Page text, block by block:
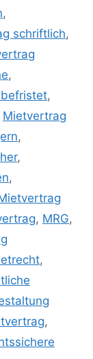
,
schriftlich,
,
,
Mietvertrag
,
,
,
, MRG,
,
,